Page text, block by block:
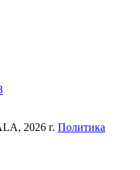
2026 г. Политика